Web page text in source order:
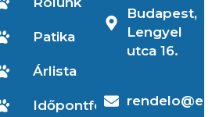
Patika
Árlista
Időpontfoglalás
Budapest,
Lengyel
utca 16.